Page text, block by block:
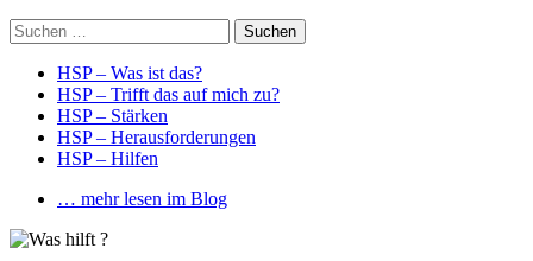
Suchen
nach:
HSP – Was ist das?
HSP – Trifft das auf mich zu?
HSP – Stärken
HSP – Herausforderungen
HSP – Hilfen
… mehr lesen im Blog